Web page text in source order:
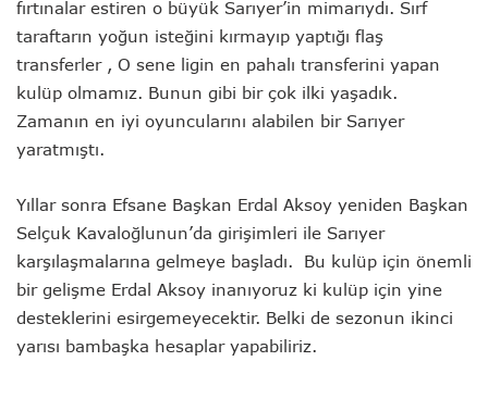
fırtınalar estiren o büyük Sarıyer’in mimarıydı. Sırf
taraftarın yoğun isteğini kırmayıp yaptığı flaş
transferler , O sene ligin en pahalı transferini yapan
kulüp olmamız. Bunun gibi bir çok ilki yaşadık.
Zamanın en iyi oyuncularını alabilen bir Sarıyer
yaratmıştı.
Yıllar sonra Efsane Başkan Erdal Aksoy yeniden Başkan
Selçuk Kavaloğlunun’da girişimleri ile Sarıyer
karşılaşmalarına gelmeye başladı. Bu kulüp için önemli
bir gelişme Erdal Aksoy inanıyoruz ki kulüp için yine
desteklerini esirgemeyecektir. Belki de sezonun ikinci
yarısı bambaşka hesaplar yapabiliriz.